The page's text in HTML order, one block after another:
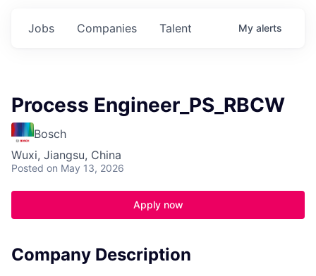
Jobs Companies Talent My alerts
Process Engineer_PS_RBCW
Bosch
Wuxi, Jiangsu, China
Posted on May 13, 2026
Apply now
Company Description